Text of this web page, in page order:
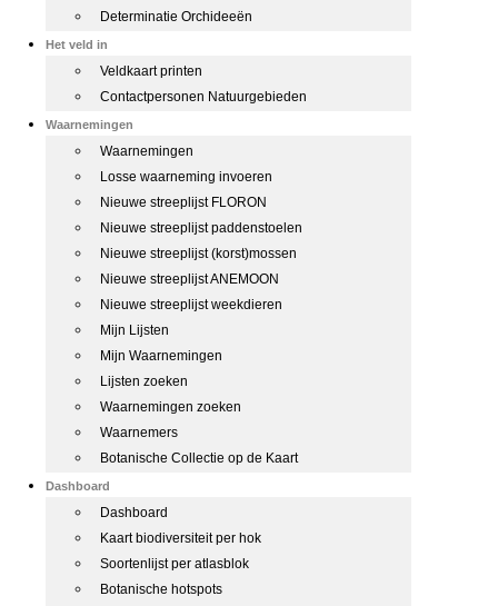
Determinatie Orchideeën
Het veld in
Veldkaart printen
Contactpersonen Natuurgebieden
Waarnemingen
Waarnemingen
Losse waarneming invoeren
Nieuwe streeplijst FLORON
Nieuwe streeplijst paddenstoelen
Nieuwe streeplijst (korst)mossen
Nieuwe streeplijst ANEMOON
Nieuwe streeplijst weekdieren
Mijn Lijsten
Mijn Waarnemingen
Lijsten zoeken
Waarnemingen zoeken
Waarnemers
Botanische Collectie op de Kaart
Dashboard
Dashboard
Kaart biodiversiteit per hok
Soortenlijst per atlasblok
Botanische hotspots